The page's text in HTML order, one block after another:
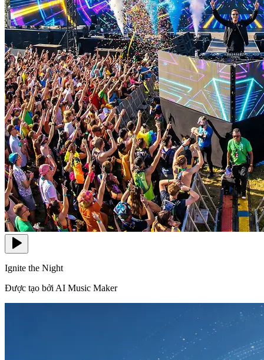
Ignite the Night
Được tạo bởi AI Music Maker